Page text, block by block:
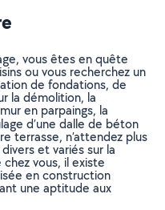
vous êtes en quête
ou vous recherchez un
de fondations, de
la démolition, la
en parpaings, la
d’une dalle de béton
terrasse, n’attendez plus
et variés sur la
vous, il existe
en construction
une aptitude aux